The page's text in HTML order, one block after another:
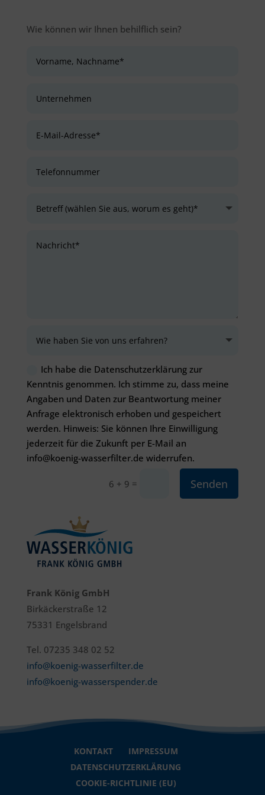
Wie können wir Ihnen behilflich sein?
Ich habe die Datenschutzerklärung zur
Kenntnis genommen. Ich stimme zu, dass meine
Angaben und Daten zur Beantwortung meiner
Anfrage elektronisch erhoben und gespeichert
werden. Hinweis: Sie können Ihre Einwilligung
jederzeit für die Zukunft per E-Mail an
info@koenig-wasserfilter.de widerrufen.
6 + 9 = Senden
Frank König GmbH
Birkäckerstraße 12
75331 Engelsbrand
Tel. 07235 348 02 52
info@koenig-wasserfilter.de
info@koenig-wasserspender.de
KONTAKT
IMPRESSUM
DATENSCHUTZERKLÄRUNG
COOKIE-RICHTLINIE (EU)